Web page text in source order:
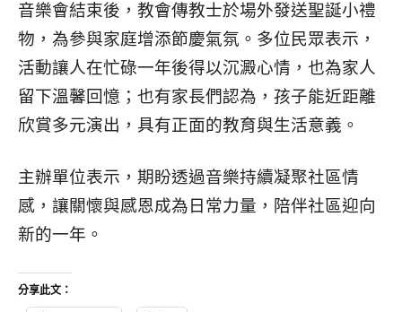
音樂會結束後，教會傳教士於場外發送聖誕小禮
物，為參與家庭增添節慶氣氛。多位民眾表示，
活動讓人在忙碌一年後得以沉澱心情，也為家人
留下溫馨回憶；也有家長們認為，孩子能近距離
欣賞多元演出，具有正面的教育與生活意義。
主辦單位表示，期盼透過音樂持續凝聚社區情
感，讓關懷與感恩成為日常力量，陪伴社區迎向
新的一年。
分享此文：